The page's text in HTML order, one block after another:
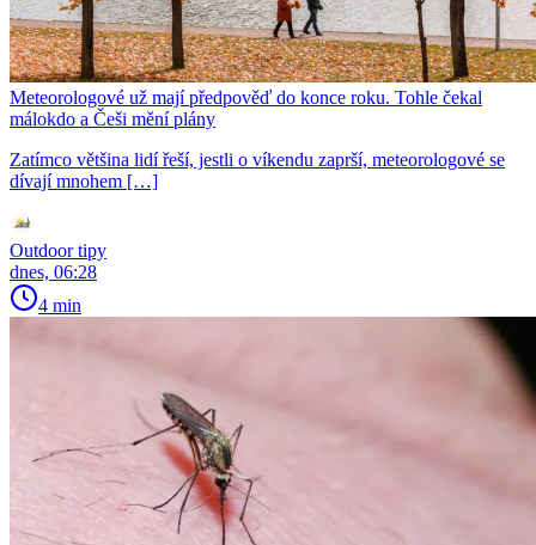
Meteorologové už mají předpověď do konce roku. Tohle čekal
málokdo a Češi mění plány
Zatímco většina lidí řeší, jestli o víkendu zaprší, meteorologové se
dívají mnohem […]
Outdoor tipy
dnes, 06:28
4 min